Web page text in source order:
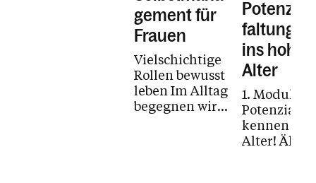
Tod und Trauergement für
Frauen
Vielschichtige
Rollen bewusst
leben Im Alltag
begegnen wir
faltung
ins hohe
Alter
1. Modul |
Potenziale
kennen
Alter! Älter